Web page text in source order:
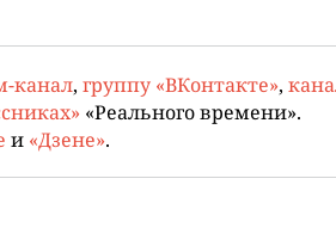
канал, группу «ВКонтакте»,
«Реального времени».
и «Дзене».